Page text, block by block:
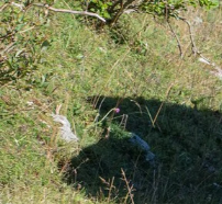
Καινούρια